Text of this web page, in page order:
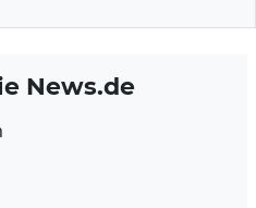
News.de